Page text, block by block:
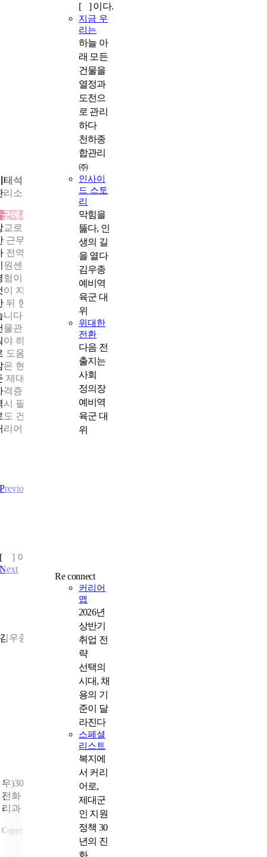
[ ] 이다.
지금 우
리는
하늘 아
래 모든
건물을
열정과
도전으
로 관리
하다
천하종
합관리
㈜
인사이
드 스토
리
막힘을
뚫다, 인
생의 길
을 열다
김우종
예비역
육군 대
위
위대한
전환
다음 전
출지는
사회
정의장
예비역
육군 대
위
Re connect
커리어
맵
2026년
상반기
취업 전
략
선택의
시대, 채
용의 기
준이 달
라진다
스페셜
리스트
복지에
서 커리
어로,
제대군
인 지원
정책 30
년의 진
화
태석
리소장
군에서 다진 책임감과 규율, 건물관리 업무의 기반이 되었습니”
교로 임관해 28년간 복무했고, 전역 후에는 비상계획관으로 5년
근무했습니다. 군에서 시설과 장비 운영을 직접 챙긴 경험이 많
전역 후 자연스럽게 시설관리 분야를 고려하게 됐고, 제대군인
원센터의 상담과 교육이 큰 도움이 되었습니다. 비상계획 분야
험이 시설관리 업무와 연결된다는 조언을 받으며 준비를 시작
이 지금의 직무로 이어졌습니다. 2014년 천하종합관리㈜에 입
뒤 현재 화성의 8층 건물을 관리하는 관리소장으로 근무하고
니다.
물관리는 전기·소방·시설 점검 등 다양한 영역을 종합적으로 다
야 하는데, 군에서 익힌 책임감과 조직관리 경험이 업무에 그대
도움이 되고 있습니다. 장기간 군 생활에서 형성된 규율과 사명
은 현장 대응과 고객 신뢰에도 큰 힘이 되고 있습니다. 전역을
제대군인이라면 원하는 분야를 일찍 정해 준비하길 권합니다.
격증과 교육은 시작 시점이 빠를수록 선택지가 넓어집니다. 저
시 필요한 자격증을 꾸준히 취득하며 전문성을 높여 왔고, 앞으
도 건강이 허락하는 한 건물관리 분야에서 안정적이고 보람 있
리어를 이어가고 싶습니다.
Previous
[ ] 이다.
Next
막힘을 뚫다, 인생의 길을 열다
김우종 예비역 육군 대위
우)30113 세종특별자치시 도움4로 9
전화
문의: 국가보훈부 제대군인국 제대군인일자
리과
Copyright ⓒ 2023국가보훈부 All rights reserved.